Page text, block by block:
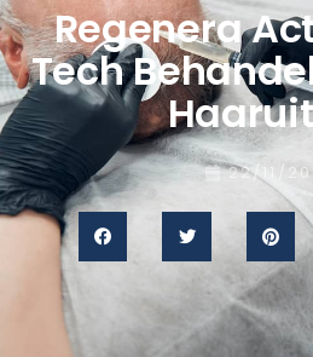
Regenera
Tech
22/11/